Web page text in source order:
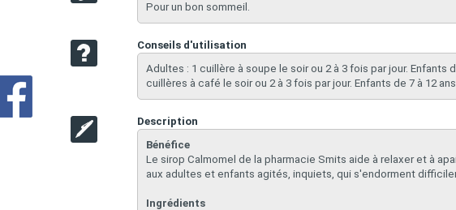
Pour un bon sommeil.
Conseils d'utilisation
Adultes : 1 cuillère à soupe le soir ou 2 à 3 fois par jour. Enfants
cuillères à café le soir ou 2 à 3 fois par jour. Enfants de 7 à 12
Description
Bénéfice
Le sirop Calmomel de la pharmacie Smits aide à relaxer et à
aux adultes et enfants agités, inquiets, qui s'endorment
Ingrédients